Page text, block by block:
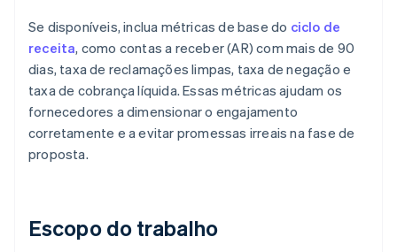
Se disponíveis, inclua métricas de base do ciclo de
receita, como contas a receber (AR) com mais de 90
dias, taxa de reclamações limpas, taxa de negação e
taxa de cobrança líquida. Essas métricas ajudam os
fornecedores a dimensionar o engajamento
corretamente e a evitar promessas irreais na fase de
proposta.
Escopo do trabalho